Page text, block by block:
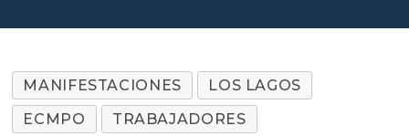
MANIFESTACIONES
LOS LAGOS
ECMPO
TRABAJADORES